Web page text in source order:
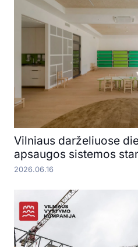
Vilniaus darželiuose
apsaugos sistemos
2026.06.16